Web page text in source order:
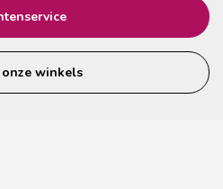
winkels